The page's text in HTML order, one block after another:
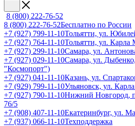
8 (800) 222-76-52
8 (800) 222-76-52Бесплатно по России
+7 (927) 799-11-10Тольятти, ул.
+7 (927) 764-11-10Тольятти, ул. Карла
+7 (927) 299-11-10Самара, ул.
+7 (927) 029-11-10Самара, ул.
"Космопорт")
+7 (927) 041-11-10Казань, ул.
+7 (929) 799-11-10Ульяновск, ул.
+7 (927) 790-11-10Нижний Новгород,
76/5
+7 (908) 407-11-10Екатеринбург, ул.
+7 (937) 066-11-10Техподдержка